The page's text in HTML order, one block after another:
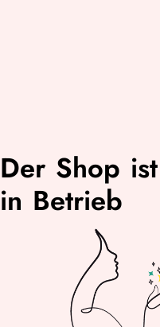
Der Shop
in Betrieb